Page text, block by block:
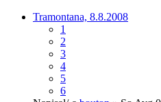
Tramontana, 8.8.2008
1
2
3
4
5
6